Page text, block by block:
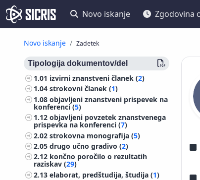
Novo iskanje Zgodovina
Novo iskanje Zadetek
Tipologija dokumentov/del
1.01 izvirni znanstveni članek (2)
1.04strokovni članek (1)
1.08objavljeni znanstveni prispevek na
konferenci (5)
1.12objavljeni povzetek znanstvenega
prispevka na konferenci (7)
2.02strokovna monografija (5)
2.05drugo učno gradivo (2)
2.12 končno poročilo o rezultatih
raziskav (29)
2.13elaborat, predštudija, študija (1)